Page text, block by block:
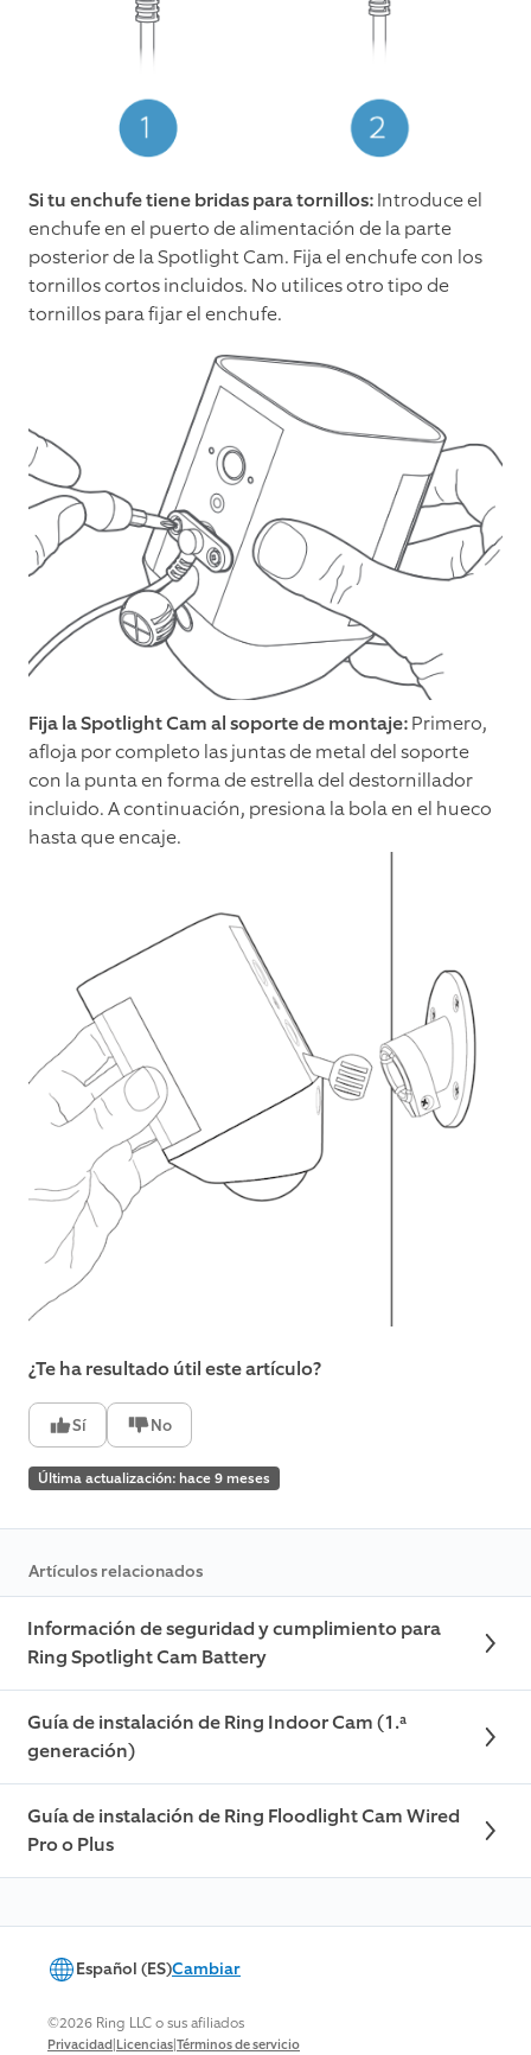
Si tu enchufe tiene bridas para tornillos:Introduce el
enchufe en el puerto de alimentación de la parte
posterior de la Spotlight Cam. Fija el enchufe con los
tornillos cortos incluidos. No utilices otro tipo de
tornillos para fijar el enchufe.
Fija la Spotlight Cam al soporte de montaje:Primero,
afloja por completo las juntas de metal del soporte
con la punta en forma de estrella del destornillador
incluido. A continuación, presiona la bola en el hueco
hasta que encaje.
¿Te ha resultado útil este artículo?
Sí No
Última actualización: hace 9 meses
Artículos relacionados
Información de seguridad y cumplimiento para
Ring Spotlight Cam Battery
Guía de instalación de Ring Indoor Cam (1.ª
generación)
Guía de instalación de Ring Floodlight Cam Wired
Pro o Plus
Español (ES)Cambiar
©2026 Ring LLC o sus afiliados
Privacidad|Licencias|Términos de servicio